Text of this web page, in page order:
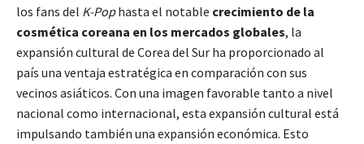
los fans del K-Pophasta el notable crecimiento de la
cosmética coreana en los mercados globales, la
expansión cultural de Corea del Sur ha proporcionado al
país una ventaja estratégica en comparación con sus
vecinos asiáticos. Con una imagen favorable tanto a nivel
nacional como internacional, esta expansión cultural está
impulsando también una expansión económica. Esto